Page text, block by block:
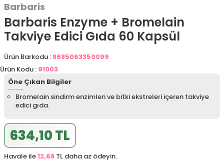
Barbaris
Barbaris Enzyme + Bromelain
Takviye Edici Gıda 60 Kapsül
Ürün Barkodu : 8685063350099
Ürün Kodu : 91003
Öne Çıkan Bilgiler
Bromelain sindirm enzimleri ve bitki ekstreleri içeren takviye
edici gıda.
634,10 TL
Havale ile12,68 TL daha az ödeyin.